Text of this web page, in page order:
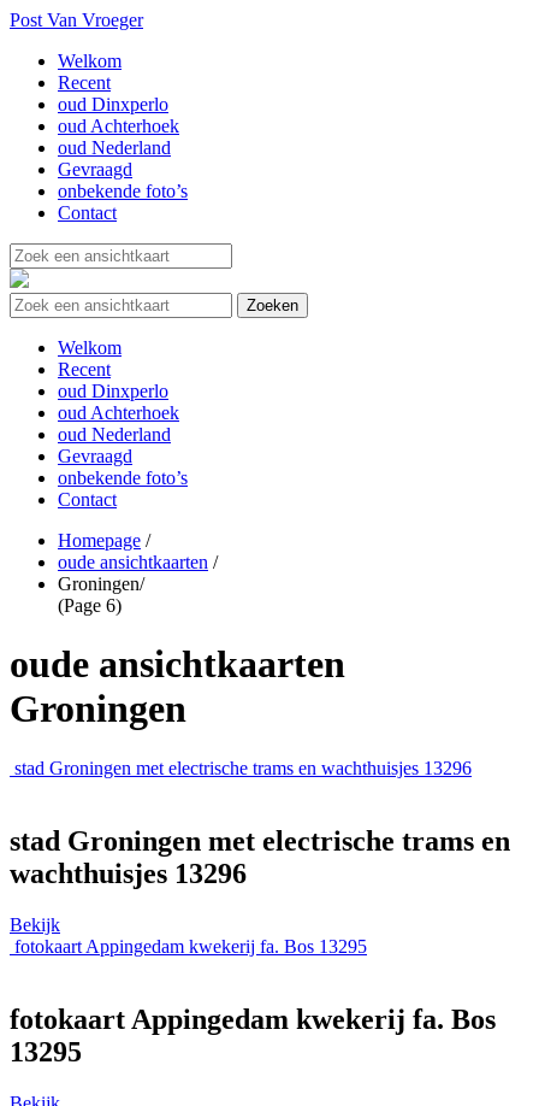
Post Van Vroeger
Welkom
Recent
oud Dinxperlo
oud Achterhoek
oud Nederland
Gevraagd
onbekende foto’s
Contact
Welkom
Recent
oud Dinxperlo
oud Achterhoek
oud Nederland
Gevraagd
onbekende foto’s
Contact
Homepage /
oude ansichtkaarten /
Groningen/
(Page 6)
oude ansichtkaarten
Groningen
stad Groningen met electrische trams en wachthuisjes 13296
stad Groningen met electrische trams en
wachthuisjes 13296
Bekijk
fotokaart Appingedam kwekerij fa. Bos 13295
fotokaart Appingedam kwekerij fa. Bos
13295